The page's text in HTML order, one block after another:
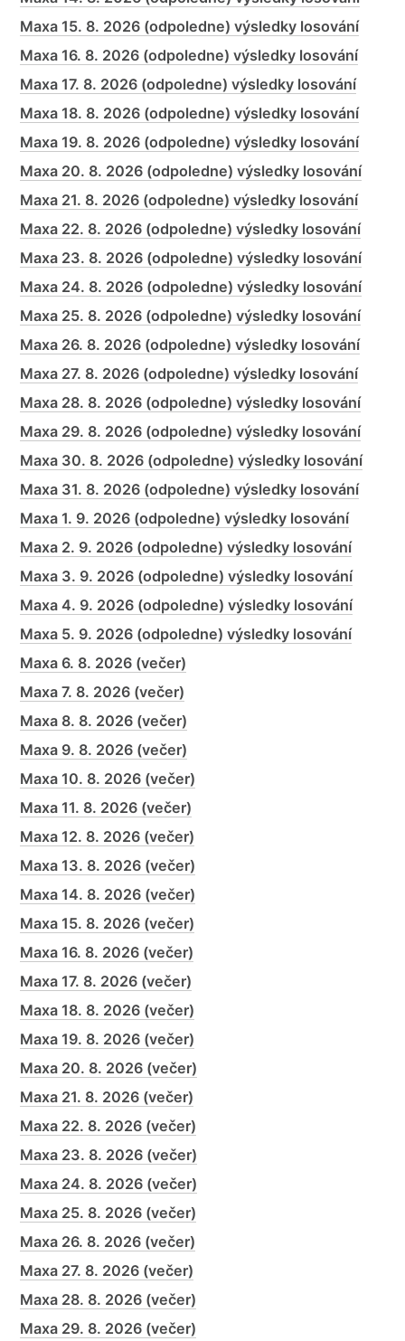
Maxa 15. 8. 2026 (odpoledne) výsledky losování
Maxa 16. 8. 2026 (odpoledne) výsledky losování
Maxa 17. 8. 2026 (odpoledne) výsledky losování
Maxa 18. 8. 2026 (odpoledne) výsledky losování
Maxa 19. 8. 2026 (odpoledne) výsledky losování
Maxa 20. 8. 2026 (odpoledne) výsledky losování
Maxa 21. 8. 2026 (odpoledne) výsledky losování
Maxa 22. 8. 2026 (odpoledne) výsledky losování
Maxa 23. 8. 2026 (odpoledne) výsledky losování
Maxa 24. 8. 2026 (odpoledne) výsledky losování
Maxa 25. 8. 2026 (odpoledne) výsledky losování
Maxa 26. 8. 2026 (odpoledne) výsledky losování
Maxa 27. 8. 2026 (odpoledne) výsledky losování
Maxa 28. 8. 2026 (odpoledne) výsledky losování
Maxa 29. 8. 2026 (odpoledne) výsledky losování
Maxa 30. 8. 2026 (odpoledne) výsledky losování
Maxa 31. 8. 2026 (odpoledne) výsledky losování
Maxa 1. 9. 2026 (odpoledne) výsledky losování
Maxa 2. 9. 2026 (odpoledne) výsledky losování
Maxa 3. 9. 2026 (odpoledne) výsledky losování
Maxa 4. 9. 2026 (odpoledne) výsledky losování
Maxa 5. 9. 2026 (odpoledne) výsledky losování
Maxa 6. 8. 2026 (večer)
Maxa 7. 8. 2026 (večer)
Maxa 8. 8. 2026 (večer)
Maxa 9. 8. 2026 (večer)
Maxa 10. 8. 2026 (večer)
Maxa 11. 8. 2026 (večer)
Maxa 12. 8. 2026 (večer)
Maxa 13. 8. 2026 (večer)
Maxa 14. 8. 2026 (večer)
Maxa 15. 8. 2026 (večer)
Maxa 16. 8. 2026 (večer)
Maxa 17. 8. 2026 (večer)
Maxa 18. 8. 2026 (večer)
Maxa 19. 8. 2026 (večer)
Maxa 20. 8. 2026 (večer)
Maxa 21. 8. 2026 (večer)
Maxa 22. 8. 2026 (večer)
Maxa 23. 8. 2026 (večer)
Maxa 24. 8. 2026 (večer)
Maxa 25. 8. 2026 (večer)
Maxa 26. 8. 2026 (večer)
Maxa 27. 8. 2026 (večer)
Maxa 28. 8. 2026 (večer)
Maxa 29. 8. 2026 (večer)